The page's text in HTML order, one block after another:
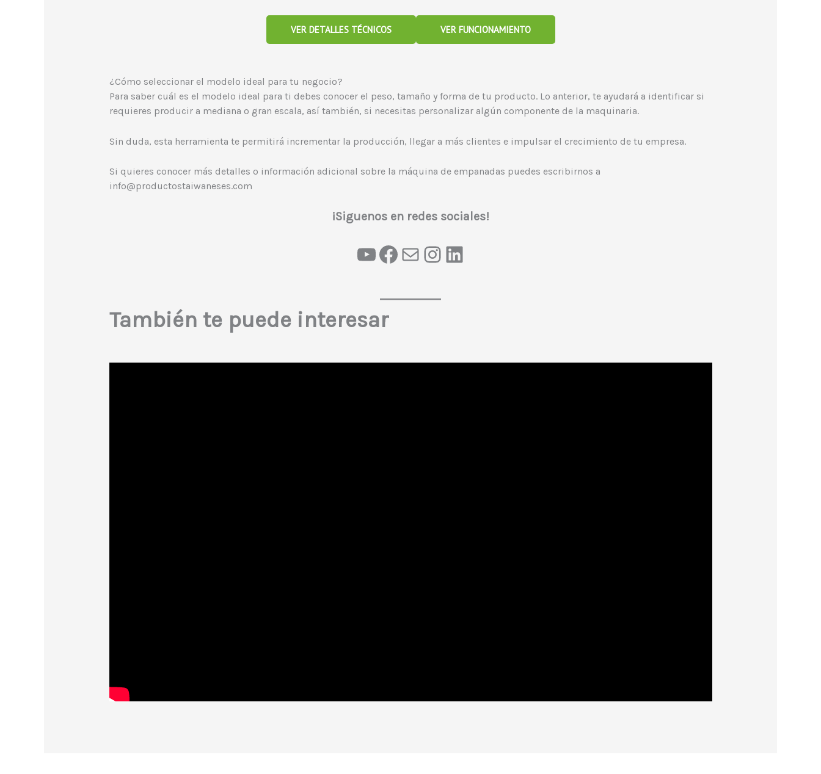
VER DETALLES TÉCNICOS VER FUNCIONAMIENTO
¿Cómo seleccionar el modelo ideal para tu negocio?
Para saber cuál es el modelo ideal para ti debes conocer el peso, tamaño y forma de tu producto. Lo anterior, te ayudará a identificar si
requieres producir a mediana o gran escala, así también, si necesitas personalizar algún componente de la maquinaria.
Sin duda, esta herramienta te permitirá incrementar la producción, llegar a más clientes e impulsar el crecimiento de tu empresa.
Si quieres conocer más detalles o información adicional sobre la máquina de empanadas puedes escribirnos a
info@productostaiwaneses.com
¡Siguenos en redes sociales!
También te puede interesar